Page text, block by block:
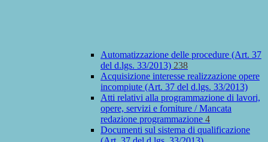
Automatizzazione delle procedure (Art. 37
del d.lgs. 33/2013) 238
Acquisizione interesse realizzazione opere
incompiute (Art. 37 del d.lgs. 33/2013)
Atti relativi alla programmazione di lavori,
opere, servizi e forniture / Mancata
redazione programmazione 4
Documenti sul sistema di qualificazione